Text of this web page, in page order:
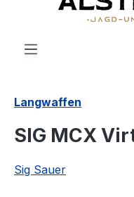
Langwaffen
SIG MCX
Sig Sauer